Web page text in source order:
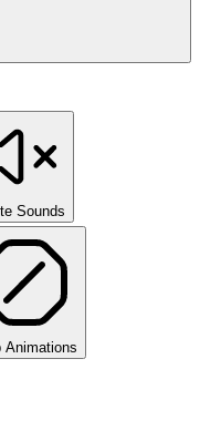
Sounds
Animations